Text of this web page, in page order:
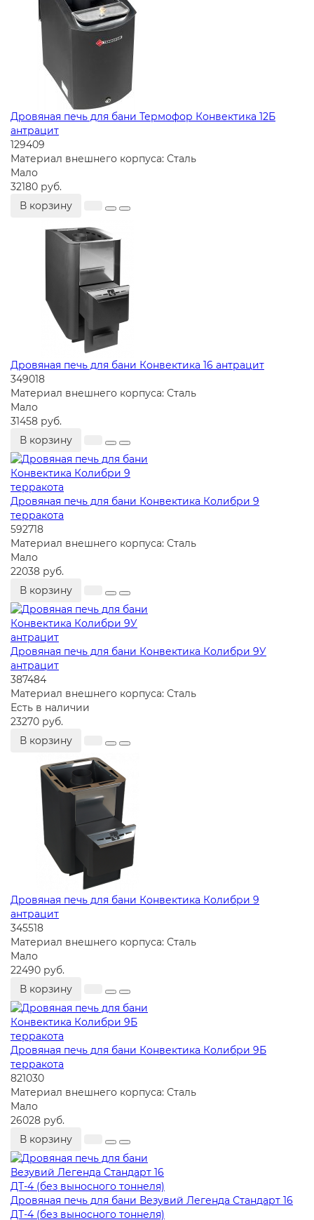
Дровяная печь для бани Термофор Конвектика 12Б
антрацит
129409
Материал внешнего корпуса: Сталь
Мало
32180 руб.
В корзину
Дровяная печь для бани Конвектика 16 антрацит
349018
Материал внешнего корпуса: Сталь
Мало
31458 руб.
В корзину
Дровяная печь для бани Конвектика Колибри 9
терракота
592718
Материал внешнего корпуса: Сталь
Мало
22038 руб.
В корзину
Дровяная печь для бани Конвектика Колибри 9У
антрацит
387484
Материал внешнего корпуса: Сталь
Есть в наличии
23270 руб.
В корзину
Дровяная печь для бани Конвектика Колибри 9
антрацит
345518
Материал внешнего корпуса: Сталь
Мало
22490 руб.
В корзину
Дровяная печь для бани Конвектика Колибри 9Б
терракота
821030
Материал внешнего корпуса: Сталь
Мало
26028 руб.
В корзину
Дровяная печь для бани Везувий Легенда Стандарт 16
ДТ-4 (без выносного тоннеля)